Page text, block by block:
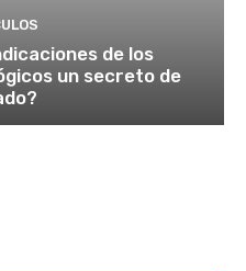
de los
un secreto de